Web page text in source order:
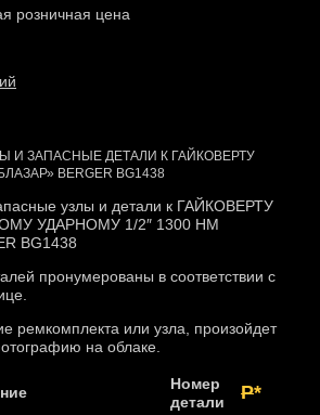
розничная цена
И ЗАПАСНЫЕ ДЕТАЛИ К ГАЙКОВЕРТУ
BERGER BG1438
узлы и детали к ГАЙКОВЕРТУ
УДАРНОМУ 1/2″ 1300 НМ
BG1438
пронумерованы в соответствии с
ремкомплекта или узла, произойдет
на облаке.
Номер
детали
Р*